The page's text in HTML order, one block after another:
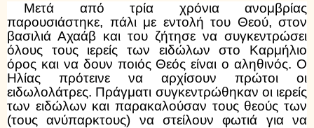
Μετά από τρία χρόνια ανομβρίας
παρουσιάστηκε, πάλι με εντολή του Θεού, στον
βασιλιά Αχαάβ και του ζήτησε να συγκεντρώσει
όλους τους ιερείς των ειδώλων στο Καρμήλιο
όρος και να δουν ποιός Θεός είναι ο αληθινός. Ο
Ηλίας πρότεινε να αρχίσουν πρώτοι οι
ειδωλολάτρες. Πράγματι συγκεντρώθηκαν οι ιερείς
των ειδώλων και παρακαλούσαν τους θεούς των
(τους ανύπαρκτους) να στείλουν φωτιά για να